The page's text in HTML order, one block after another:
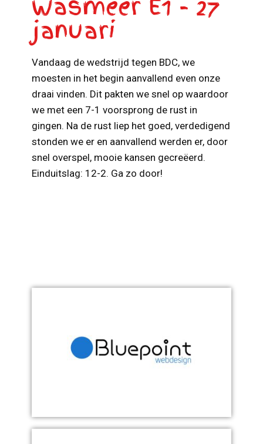
januari
Vandaag de wedstrijd tegen BDC, we
moesten in het begin aanvallend even onze
draai vinden. Dit pakten we snel op waardoor
we met een 7-1 voorsprong de rust in
gingen. Na de rust liep het goed, verdedigend
stonden we er en aanvallend werden er, door
snel overspel, mooie kansen gecreëerd.
Einduitslag: 12-2. Ga zo door!